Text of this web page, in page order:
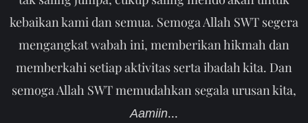
kebaikan kami dan semua. Semoga Allah SWT segera
mengangkat wabah ini, memberikan hikmah dan
memberkahi setiap aktivitas serta ibadah kita. Dan
semoga Allah SWT memudahkan segala urusan kita,
Aamiin...